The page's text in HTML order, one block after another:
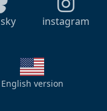
instagram
English version